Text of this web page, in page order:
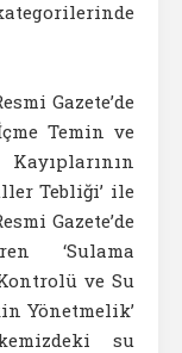
Gazete’de
Temin ve
Tebliği’ ile
Gazete’de
‘Sulama
ve Su
Yönetmelik’
su